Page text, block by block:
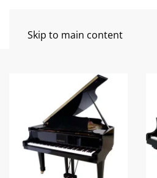
Skip to main content